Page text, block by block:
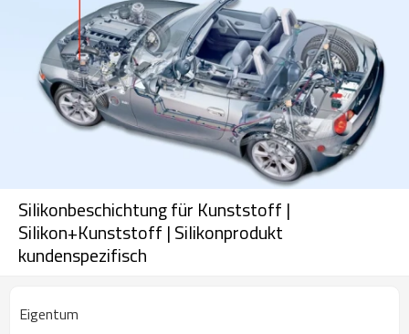
Silikonbeschichtung für Kunststoff |
Silikon+Kunststoff | Silikonprodukt
kundenspezifisch
Eigentum